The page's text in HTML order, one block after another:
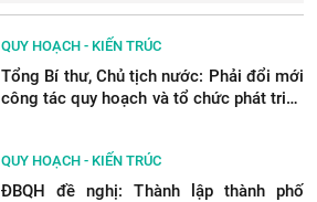
QUY HOẠCH - KIẾN TRÚC
Tổng Bí thư, Chủ tịch nước: Phải đổi mới
công tác quy hoạch và tổ chức phát triển
QUY HOẠCH - KIẾN TRÚC
ĐBQH đề nghị: Thành lập thành phố